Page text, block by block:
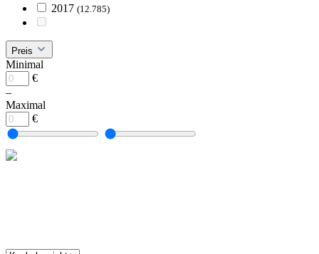
2017 (12.785)
Preis
Minimal
€
–
Maximal
€